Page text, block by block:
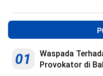
01
Waspada
Provokator di